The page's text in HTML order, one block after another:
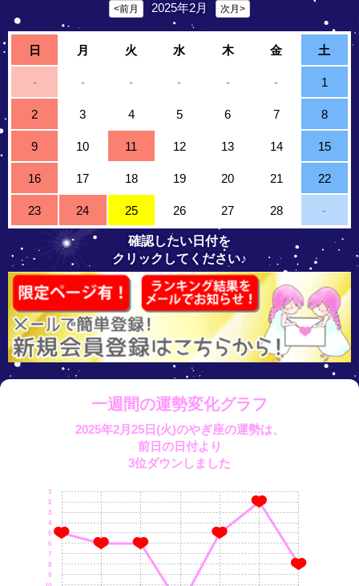
<前月 2025年2月 次月>
日 月 火 水 木 金 土
- - - - - - 1
2 3 4 5 6 7 8
9 10 11 12 13 14 15
16 17 18 19 20 21 22
23 24 25 26 27 28 -
確認したい日付を
クリックしてください♪
一週間の運勢変化グラフ
2025年2月25日(火)のやぎ座の運勢は、
前日の日付より
3位ダウンしました
9
8
7
6
5
4
3
2
1